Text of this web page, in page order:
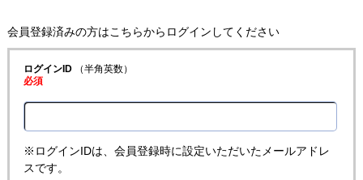
会員登録済みの方はこちらからログインしてください
ログインID（半角英数）
必須
※ログインIDは、会員登録時に設定いただいたメールアドレ
スです。